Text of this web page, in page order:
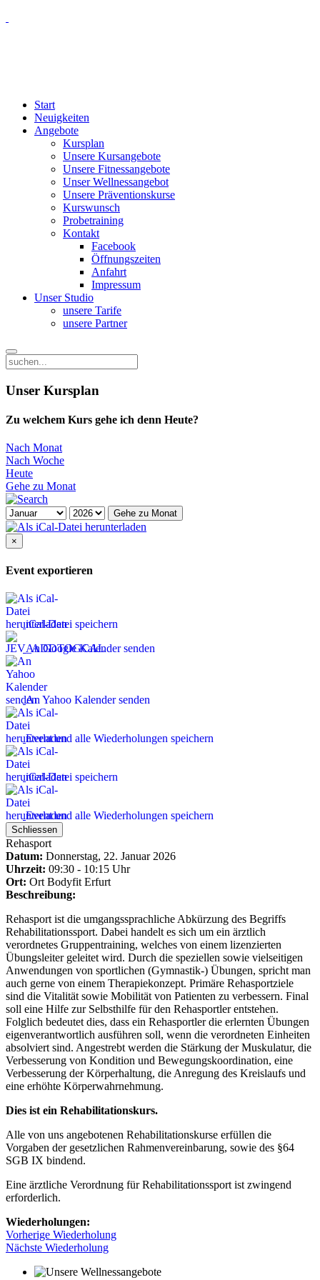
Start
Neuigkeiten
Angebote
Kursplan
Unsere Kursangebote
Unsere Fitnessangebote
Unser Wellnessangebot
Unsere Präventionskurse
Kurswunsch
Probetraining
Kontakt
Facebook
Öffnungszeiten
Anfahrt
Impressum
Unser Studio
unsere Tarife
unsere Partner
Unser Kursplan
Zu welchem Kurs gehe ich denn Heute?
Nach Monat
Nach Woche
Heute
Gehe zu Monat
Gehe zu Monat
×
Event exportieren
iCal-Datei speichern
An Google Kalender senden
An Yahoo Kalender senden
Event und alle Wiederholungen speichern
iCal-Datei speichern
Event und alle Wiederholungen speichern
Schliessen
Rehasport
Datum: Donnerstag, 22. Januar 2026
Uhrzeit: 09:30 - 10:15 Uhr
Ort: Ort Bodyfit Erfurt
Beschreibung:
Rehasport ist die umgangssprachliche Abkürzung des Begriffs
Rehabilitationssport. Dabei handelt es sich um ein ärztlich
verordnetes Gruppentraining, welches von einem lizenzierten
Übungsleiter geleitet wird. Durch die speziellen sowie vielseitigen
Anwendungen von sportlichen (Gymnastik-) Übungen, spricht man
auch gerne von einem Therapiekonzept. Primäre Rehasportziele
sind die Vitalität sowie Mobilität von Patienten zu verbessern. Final
soll eine Hilfe zur Selbsthilfe für den Rehasportler entstehen.
Folglich bedeutet dies, dass ein Rehasportler die erlernten Übungen
eigenverantwortlich ausführen soll, wenn die verordneten Einheiten
absolviert sind. Angestrebt werden die Stärkung der Muskulatur, die
Verbesserung von Kondition und Bewegungskoordination, eine
Verbesserung der Körperhaltung, die Anregung des Kreislaufs und
eine erhöhte Körperwahrnehmung.
Dies ist ein Rehabilitationskurs.
Alle von uns angebotenen Rehabilitationskurse erfüllen die
Vorgaben der gesetzlichen Rahmenvereinbarung, sowie des §64
SGB IX bindend.
Eine ärztliche Verordnung für Rehabilitationssport ist zwingend
erforderlich.
Wiederholungen:
Vorherige Wiederholung
Nächste Wiederholung